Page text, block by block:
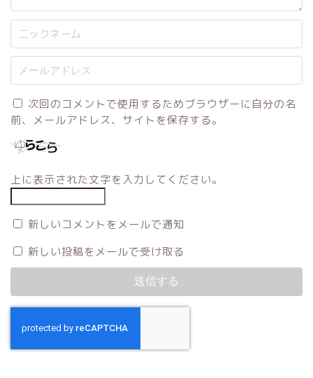
次回のコメントで使用するためブラウザーに自分の名
前、メールアドレス、サイトを保存する。
上に表示された文字を入力してください。
新しいコメントをメールで通知
新しい投稿をメールで受け取る